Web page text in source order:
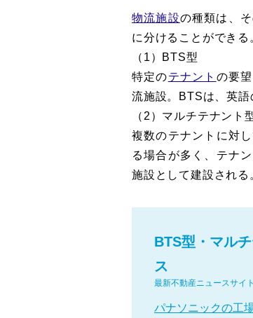
物流施設の種類は、
に分けることができる
（1）BTS型
特定のテナント の要
流施設。BTSは、英語
（2）マルチテナント
複数のテナントに対
る場合が多く、テナ
施設として建設される
BTS型・マル
ス
最新不動産ニュースサイ
パナソニックの工